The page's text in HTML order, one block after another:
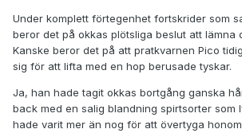
Under komplett förtegenhet fortskrider som
beror det på okkas plötsliga beslut att lämna
Kanske beror det på att pratkvarnen Pico
sig för att lifta med en hop berusade tyskar.
Ja, han hade tagit okkas bortgång ganska
back med en salig blandning spirtsorter som
hade varit mer än nog för att övertyga